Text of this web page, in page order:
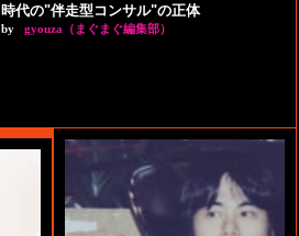
時代の"伴走型コンサル"の正体
by gyouza（まぐまぐ編集部）